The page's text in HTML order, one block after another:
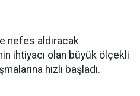
nefes aldıracak
ihtiyacı olan büyük ölçekli
hızlı başladı.